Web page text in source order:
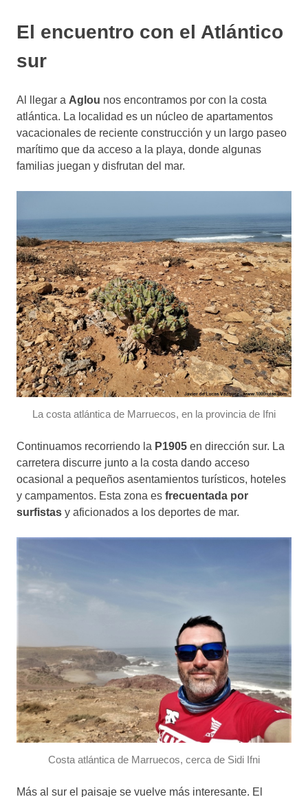
El encuentro con el Atlántico
sur
Al llegar a Aglou nos encontramos por con la costa
atlántica. La localidad es un núcleo de apartamentos
vacacionales de reciente construcción y un largo paseo
marítimo que da acceso a la playa, donde algunas
familias juegan y disfrutan del mar.
La costa atlántica de Marruecos, en la provincia de Ifni
Continuamos recorriendo la P1905 en dirección sur. La
carretera discurre junto a la costa dando acceso
ocasional a pequeños asentamientos turísticos, hoteles
y campamentos. Esta zona es frecuentada por
surfistas y aficionados a los deportes de mar.
Costa atlántica de Marruecos, cerca de Sidi Ifni
Más al sur el paisaje se vuelve más interesante. El